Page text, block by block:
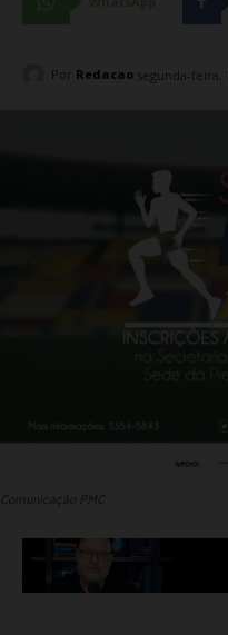
Por Redacao segunda-feira,
Comunicação PMC